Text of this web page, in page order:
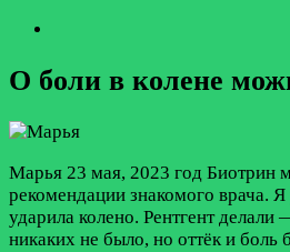
О боли в колене
Марья 23 мая, 2023 год Биотрин
рекомендации знакомого врача.
ударила колено. Рентгент
никаких не было, но оттёк и боль